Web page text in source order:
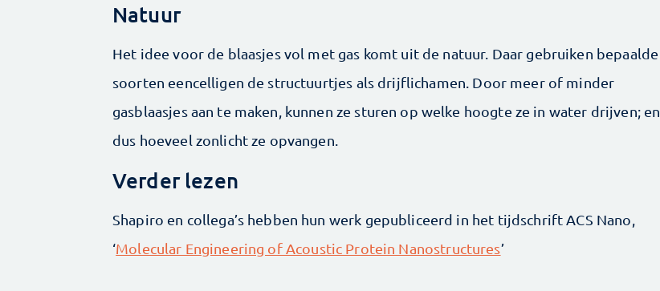
Natuur
Het idee voor de blaasjes vol met gas komt uit de natuur. Daar gebruiken bepaalde
soorten eencelligen de structuurtjes als drijflichamen. Door meer of minder
gasblaasjes aan te maken, kunnen ze sturen op welke hoogte ze in water drijven; en
dus hoeveel zonlicht ze opvangen.
Verder lezen
Shapiro en collega’s hebben hun werk gepubliceerd in het tijdschrift ACS Nano,
‘Molecular Engineering of Acoustic Protein Nanostructures’